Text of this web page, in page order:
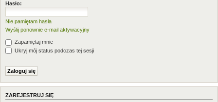
Hasło:
Nie pamiętam hasła
Wyślij ponownie e-mail aktywacyjny
Zapamiętaj mnie
Ukryj mój status podczas tej sesji
ZAREJESTRUJ SIĘ